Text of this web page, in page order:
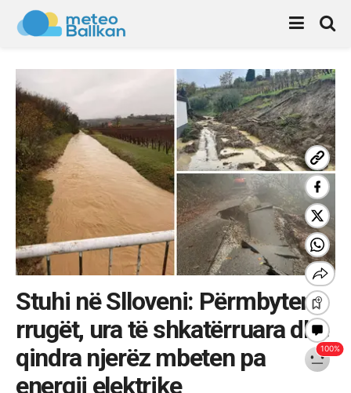
Stuhi në Slloveni: Përmbyten
rrugët, ura të shkatërruara dhe
qindra njerëz mbeten pa
energji elektrike